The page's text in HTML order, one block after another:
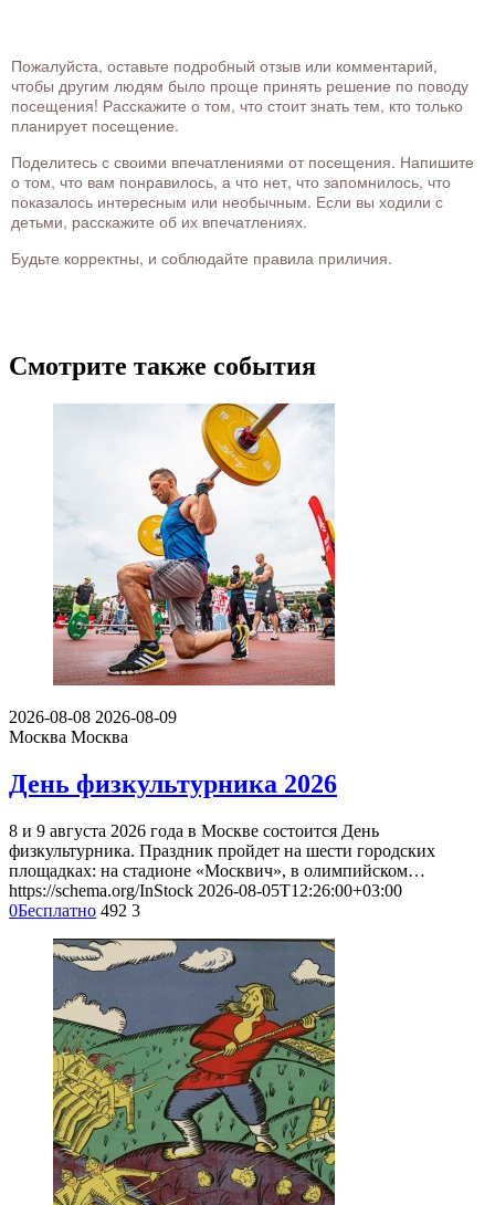
Пожалуйста, оставьте подробный отзыв или комментарий,
чтобы другим людям было проще принять решение по поводу
посещения! Расскажите о том, что стоит знать тем, кто только
планирует посещение.
Поделитесь с своими впечатлениями от посещения. Напишите
о том, что вам понравилось, а что нет, что запомнилось, что
показалось интересным или необычным. Если вы ходили с
детьми, расскажите об их впечатлениях.
Будьте корректны, и соблюдайте правила приличия.
Смотрите также события
2026-08-08 2026-08-09
Москва Москва
День физкультурника 2026
8 и 9 августа 2026 года в Москве состоится День
физкультурника. Праздник пройдет на шести городских
площадках: на стадионе «Москвич», в олимпийском…
https://schema.org/InStock 2026-08-05T12:26:00+03:00
0Бесплатно 492 3